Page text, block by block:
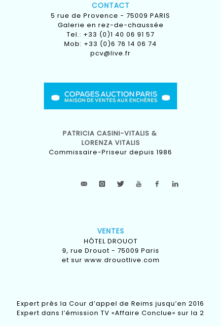
CONTACT
5 rue de Provence - 75009 PARIS
Galerie en rez-de-chaussée
Tel.: +33 (0)1 40 06 91 57
Mob: +33 (0)6 76 14 06 74
pcv@live.fr
PATRICIA CASINI-VITALIS &
LORENZA VITALIS
Commissaire-Priseur depuis 1986
VENTES
HÔTEL DROUOT
9, rue Drouot - 75009 Paris
et sur www.drouotlive.com
Expert près la Cour d’appel de Reims jusqu’en 2016
Expert dans l’émission TV «Affaire Conclue» sur la 2